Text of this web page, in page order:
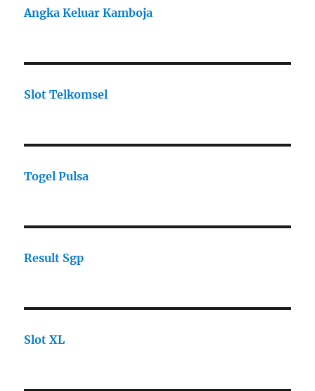
Angka Keluar Kamboja
Slot Telkomsel
Togel Pulsa
Result Sgp
Slot XL